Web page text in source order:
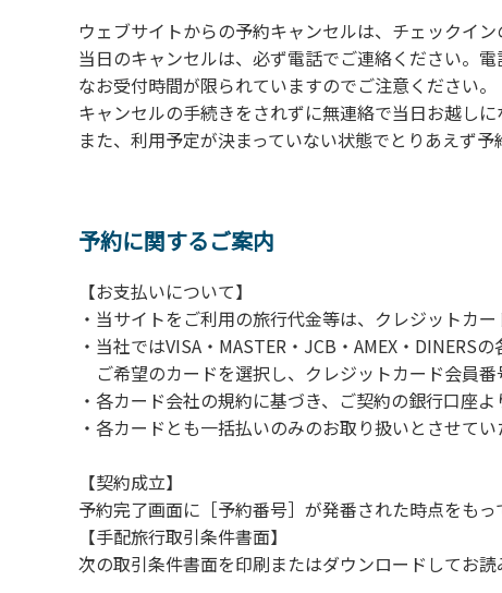
手続きを行ってください。
６、ゴミは分別されたもののみ回収します。午
にチェックアウトする方は、お持ち帰りをお願
【禁止事項】
カラオケ、発電機、地面での直火による焚き
当キャンプ場のそばを流れる歴舟川は、上流で
（１）川原にテントやタープを張らない。
（２）雨が降ったときは川原で遊ばない。
（３）カムイコタン公園キャンプ場で雨が降ら
での遊びを中止する。
（４）キャンプ場の管理者や地元住民から川に
ウェブサイトからの予約キャンセルは、チェックイン
当日のキャンセルは、必ず電話でご連絡ください。
なお受付時間が限られていますのでご注意ください
キャンセルの手続きをされずに無連絡で当日お越し
また、利用予定が決まっていない状態でとりあえず
予約に関するご案内
【お支払いについて】
・当サイトをご利用の旅行代金等は、クレジットカー
・当社ではVISA・MASTER・JCB・AMEX・DINERS
ご希望のカードを選択し、クレジットカード会員
・各カード会社の規約に基づき、ご契約の銀行口座
・各カードとも一括払いのみのお取り扱いとさせてい
【契約成立】
予約完了画面に［予約番号］が発番された時点をもっ
【手配旅行取引条件書面】
次の取引条件書面を印刷またはダウンロードしてお読